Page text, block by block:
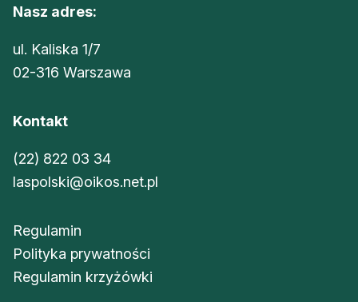
Nasz adres:
ul. Kaliska 1/7
02-316 Warszawa
Kontakt
(22) 822 03 34
laspolski@oikos.net.pl
Regulamin
Polityka prywatności
Regulamin krzyżówki